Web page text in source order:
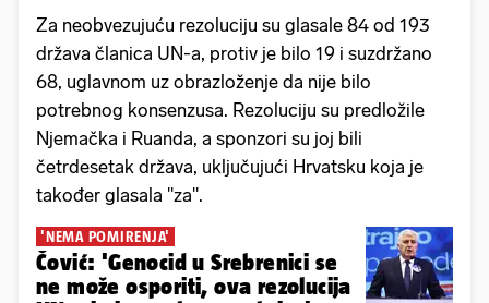
Za neobvezujuću rezoluciju su glasale 84 od 193
država članica UN-a, protiv je bilo 19 i suzdržano
68, uglavnom uz obrazloženje da nije bilo
potrebnog konsenzusa. Rezoluciju su predložile
Njemačka i Ruanda, a sponzori su joj bili
četrdesetak država, uključujući Hrvatsku koja je
također glasala "za".
'NEMA POMIRENJA'
Čović: 'Genocid u Srebrenici se
ne može osporiti, ova rezolucija